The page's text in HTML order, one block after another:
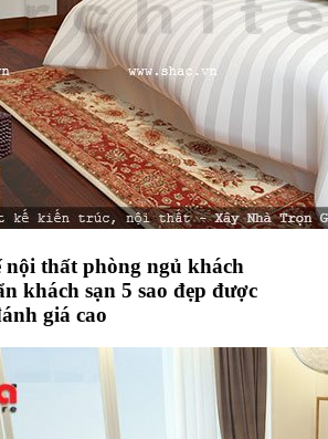
nội thất phòng ngủ khách
khách sạn 5 sao đẹp được
giá cao